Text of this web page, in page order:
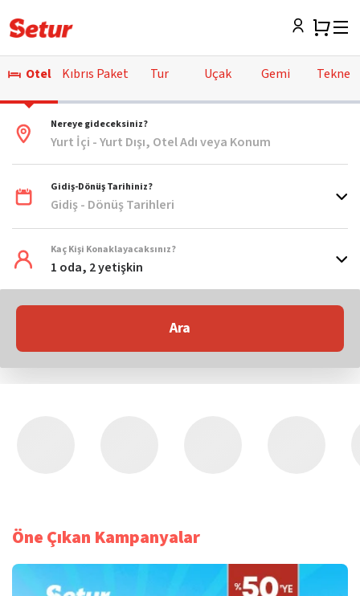
Otel Kıbrıs Paket Tur Uçak Gemi Tekne
Nereye gideceksiniz?
Yurt İçi - Yurt Dışı, Otel Adı veya Konum
Gidiş-Dönüş Tarihiniz?
Gidiş - Dönüş Tarihleri
Kaç Kişi Konaklayacaksınız?
1 oda, 2 yetişkin
Ara
Öne Çıkan Kampanyalar